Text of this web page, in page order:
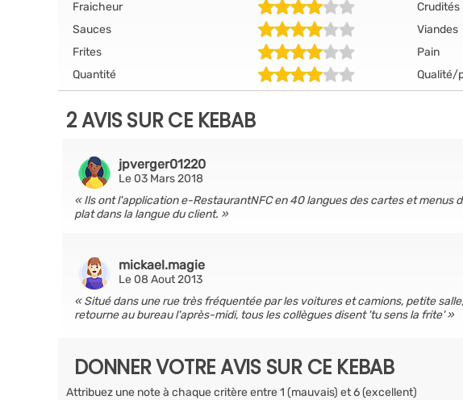
Fraicheur
Crudités
Sauces
Viandes
Frites
Pain
Quantité
Qualité/
2 AVIS SUR CE KEBAB
jpverger01220
Le 03 Mars 2018
Ils ont l'application e-RestaurantNFC en 40 langues des cartes et
plat dans la langue du client.
mickael.magie
Le 08 Aout 2013
Situé dans une rue très fréquentée par les voitures et camions, petite
retourne au bureau l'après-midi, tous les collègues disent 'tu sens la frite'
DONNER VOTRE AVIS SUR CE KEBAB
Attribuez une note à chaque critère entre 1 (mauvais) et 6 (excellent)